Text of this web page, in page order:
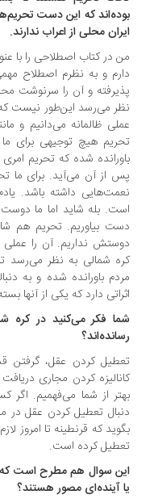
که این دست تحریم‌ها
محلی از اعراب ندارند.
در کتاب اصطلاحی را با عنوان
و به نظرم اصطلاح مهمی
و آن را سرنوشت محتوم
می‌رسد این‌طور نیست که ما
ظالمانه می‌دانیم و مانند
هیچ توجیهی برای ما
شده که تحریم امری
از آن می‌آید. برای ما تحریم
داشته باشد. یادم
بله شاید اما ما دوست
بیاوریم. تحریم هم شاید
نداریم. آن را عملی
شمالی به نظر می‌رسد
باورانده شده و به دنبالش
دارد که یکی از آنها بسته
فکر می‌کنید در کره شمالی
کردن عقل، گرفتن قدرت
کردن مجاری دریافت
از شما می‌فهمیم. اگر کسی
تعطیل کردن عقل در میان
که قرنطینه تا امروز لازم
کرده است.
سوال هم مطرح است که آیا
آینده‌ای مصور هستند؟